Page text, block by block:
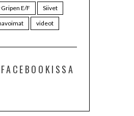
Gripen E/F
Siivet
videot